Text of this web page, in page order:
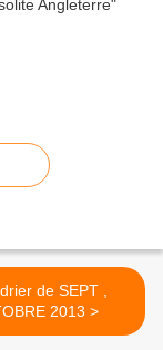
de SEPT ,
OCTOBRE 2013 >